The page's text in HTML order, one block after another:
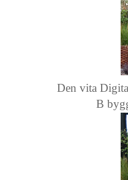
Den vita
B